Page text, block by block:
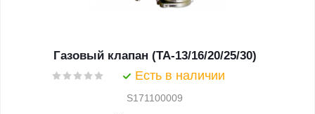
Газовый клапан (TA-13/16/20/25/30)
Есть в наличии
S171100009